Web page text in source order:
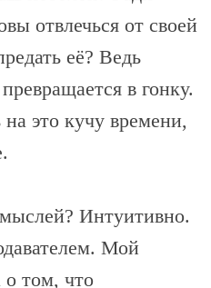
отвлечься от своей
её? Ведь
в гонку.
это кучу времени,
Интуитивно.
Мой
о том, что